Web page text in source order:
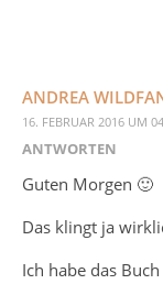
ANDREA
16. FEBRUAR 2016 UM
ANTWORTEN
Guten Morgen 🙂
Das klingt ja
Ich habe das